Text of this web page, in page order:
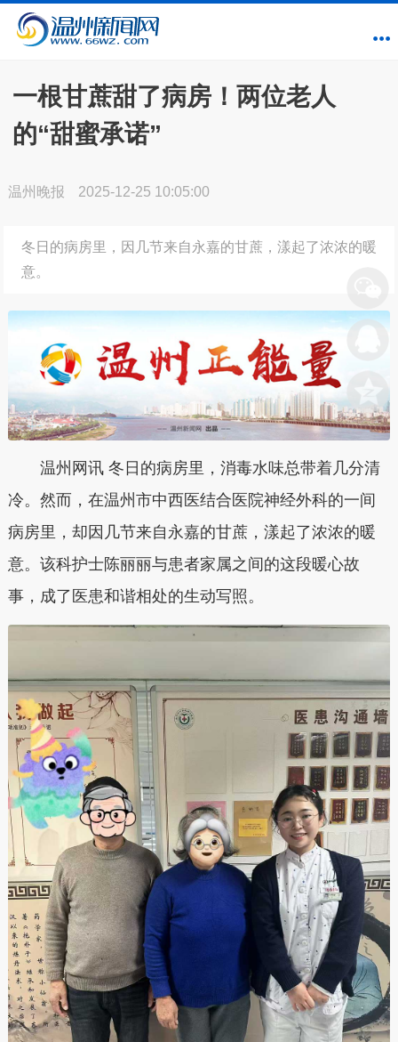
一根甘蔗甜了病房！两位老人
的“甜蜜承诺”
温州晚报 2025-12-25 10:05:00
冬日的病房里，因几节来自永嘉的甘蔗，漾起了浓浓的暖
意。
温州网讯 冬日的病房里，消毒水味总带着几分清
冷。然而，在温州市中西医结合医院神经外科的一间
病房里，却因几节来自永嘉的甘蔗，漾起了浓浓的暖
意。该科护士陈丽丽与患者家属之间的这段暖心故
事，成了医患和谐相处的生动写照。